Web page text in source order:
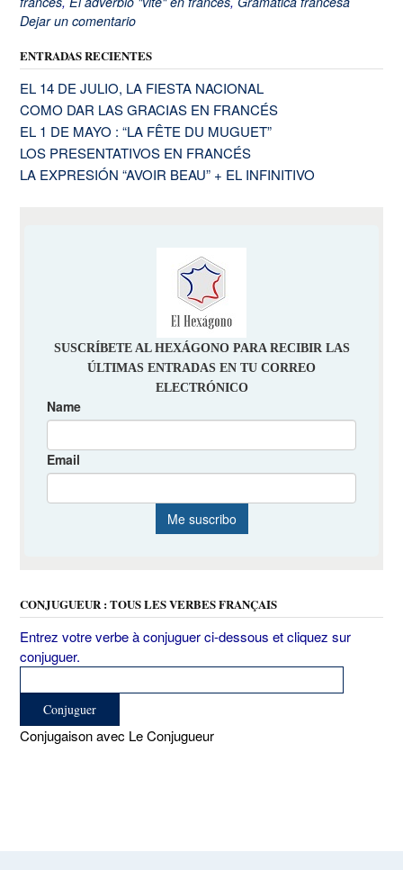
Dejar un comentario
ENTRADAS RECIENTES
EL 14 DE JULIO, LA FIESTA NACIONAL
COMO DAR LAS GRACIAS EN FRANCÉS
EL 1 DE MAYO : “LA FÊTE DU MUGUET”
LOS PRESENTATIVOS EN FRANCÉS
LA EXPRESIÓN “AVOIR BEAU” + EL INFINITIVO
CONJUGUEUR : TOUS LES VERBES FRANÇAIS
Entrez votre verbe à conjuguer ci-dessous et cliquez sur
conjuguer.
Conjugaison avec Le Conjugueur